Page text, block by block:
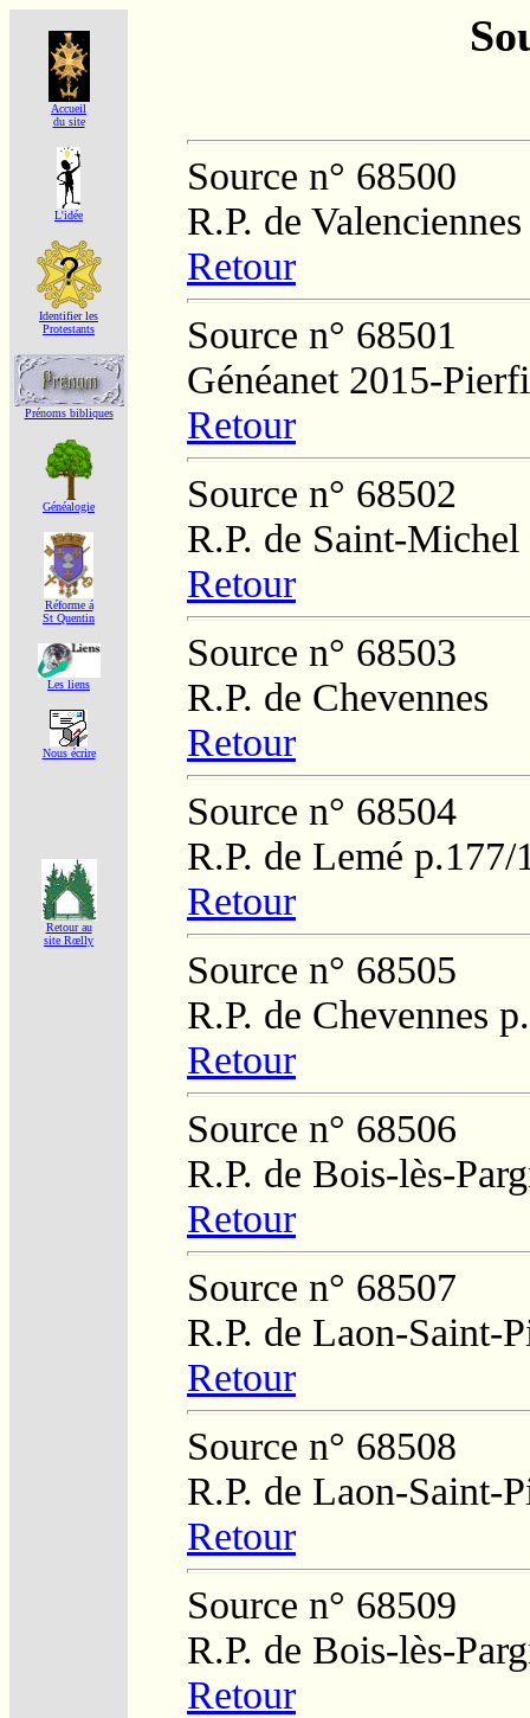
Accueil
du site
L'idée
Identifier les
Protestants
Prénoms bibliques
Généalogie
Réforme á
St Quentin
Les liens
Nous écrire
Retour au
site Rœlly
Source n° 68500
R.P. de
Retour
Source n° 68501
Généanet 2015-
Retour
Source n° 68502
R.P. de Saint-Michel
Retour
Source n° 68503
R.P. de Chevennes
Retour
Source n° 68504
R.P. de Lemé p.177/
Retour
Source n° 68505
R.P. de Chevennes
Retour
Source n° 68506
R.P. de Bois-lès-
Retour
Source n° 68507
R.P. de Laon-Saint-
Retour
Source n° 68508
R.P. de Laon-Saint-
Retour
Source n° 68509
R.P. de Bois-lès-
Retour